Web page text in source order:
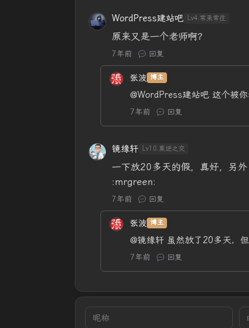
WordPress建站吧 Lv4.常来常往
原来又是一个老师啊？
7年前 回复
张波 博主
@WordPress建站吧 这个被
7年前 回复
镜缘轩 Lv10.莫逆之交
一下放20多天的假，真好，另
:mrgreen:
7年前 回复
张波 博主
@镜缘轩 虽然放了20多天，
7年前 回复